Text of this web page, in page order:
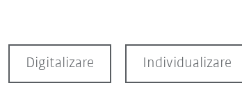
Digitalizare Individualizare